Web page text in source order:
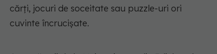
cărți, jocuri de soceitate sau puzzle-uri ori
cuvinte încrucișate.